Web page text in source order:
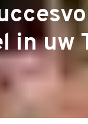
in uw